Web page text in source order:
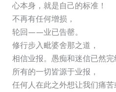
心本身，就是自己的标准！
不再有任何增损，
轮回——业已告罄。
修行步入毗婆舍那之道，
相信业报。愚痴和迷信已然完
所有的一切皆源于业报，
任何人在此之外想让我们痛苦